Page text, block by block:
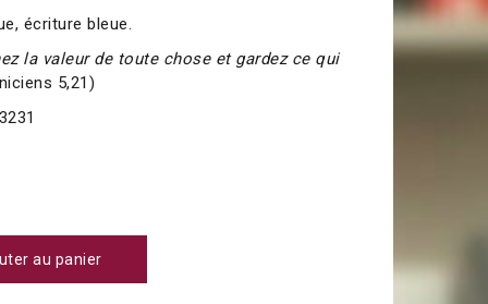
écriture bleue.
la valeur de toute chose et gardez ce qui
5,21)
au panier